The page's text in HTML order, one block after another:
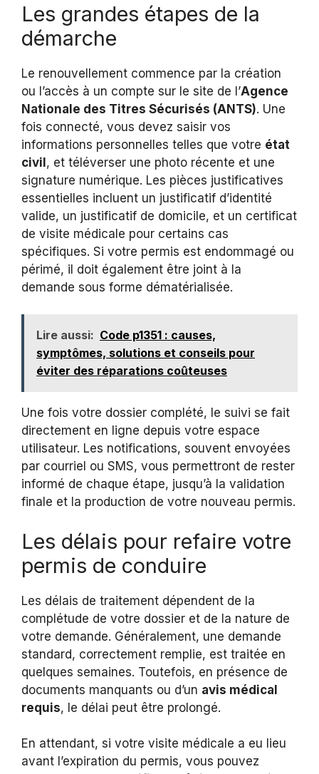
Les grandes étapes de la
démarche
Le renouvellement commence par la création
ou l’accès à un compte sur le site de l’Agence
Nationale des Titres Sécurisés (ANTS). Une
fois connecté, vous devez saisir vos
informations personnelles telles que votre état
civil, et téléverser une photo récente et une
signature numérique. Les pièces justificatives
essentielles incluent un justificatif d’identité
valide, un justificatif de domicile, et un certificat
de visite médicale pour certains cas
spécifiques. Si votre permis est endommagé ou
périmé, il doit également être joint à la
demande sous forme dématérialisée.
Lire aussi: Code p1351 : causes,
symptômes, solutions et conseils pour
éviter des réparations coûteuses
Une fois votre dossier complété, le suivi se fait
directement en ligne depuis votre espace
utilisateur. Les notifications, souvent envoyées
par courriel ou SMS, vous permettront de rester
informé de chaque étape, jusqu’à la validation
finale et la production de votre nouveau permis.
Les délais pour refaire votre
permis de conduire
Les délais de traitement dépendent de la
complétude de votre dossier et de la nature de
votre demande. Généralement, une demande
standard, correctement remplie, est traitée en
quelques semaines. Toutefois, en présence de
documents manquants ou d’un avis médical
requis, le délai peut être prolongé.
En attendant, si votre visite médicale a eu lieu
avant l’expiration du permis, vous pouvez